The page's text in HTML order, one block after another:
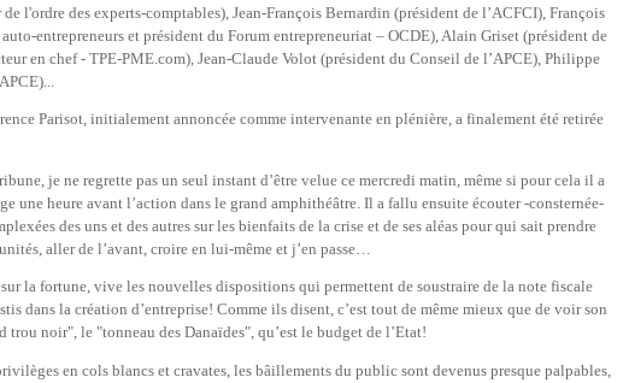
l'ordre des experts-comptables), Jean-François Bernardin (président de l’ACFCI), François
entrepreneurs et président du Forum entrepreneuriat – OCDE), Alain Griset (président de
en chef - TPE-PME.com), Jean-Claude Volot (président du Conseil de l’APCE), Philippe
Parisot, initialement annoncée comme intervenante en plénière, a finalement été retirée
je ne regrette pas un seul instant d’être velue ce mercredi matin, même si pour cela il a
une heure avant l’action dans le grand amphithéâtre. Il a fallu ensuite écouter -consternée-
des uns et des autres sur les bienfaits de la crise et de ses aléas pour qui sait prendre
aller de l’avant, croire en lui-même et j’en passe…
la fortune, vive les nouvelles dispositions qui permettent de soustraire de la note fiscale
dans la création d’entreprise! Comme ils disent, c’est tout de même mieux que de voir son
trou noir", le "tonneau des Danaïdes", qu’est le budget de l’Etat!
en cols blancs et cravates, les bâillements du public sont devenus presque palpables,